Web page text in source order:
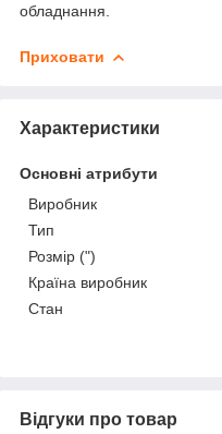
обладнання.
Приховати
Характеристики
Основні атрибути
Виробник
Тип
Розмір (")
Країна виробник
Стан
Відгуки про товар